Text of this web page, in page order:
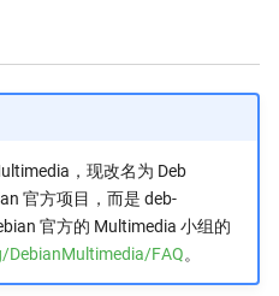
，现改名为 Deb
官方项目，而是 deb-
官方的 Multimedia 小组的
FAQ。